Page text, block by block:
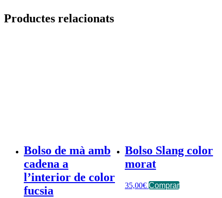
Productes relacionats
Bolso de mà amb
cadena a
l’interior de color
fucsia
Bolso Slang color
morat
35,00€ Comprar